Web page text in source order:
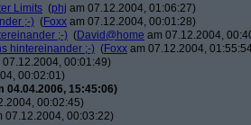
Limits (phj am 07.12.2004, 01:06:27)
;-) (Foxx am 07.12.2004, 00:01:28)
;-) (David@home am 07.12.2004,
hintereinander ;-) (Foxx am 07.12.2004,
07.12.2004, 00:01:49)
00:02:01)
04.04.2006, 15:45:06)
00:02:45)
07.12.2004, 00:03:22)